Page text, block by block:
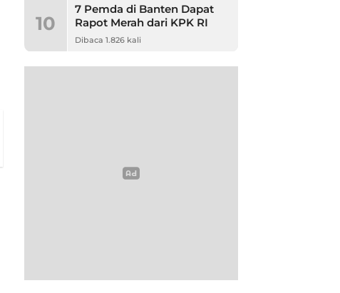
10
7 Pemda di Banten Dapat
Rapot Merah dari KPK RI
Dibaca 1.826 kali